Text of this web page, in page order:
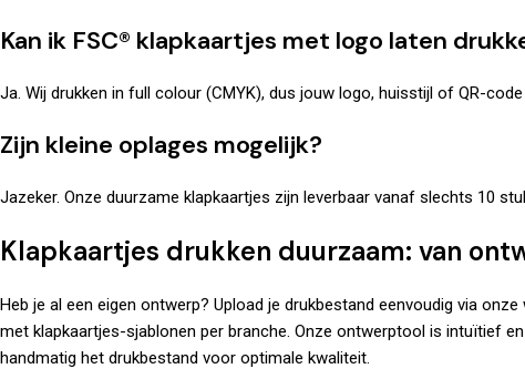
Kan ik FSC® klapkaartjes met logo laten
Ja. Wij drukken in full colour (CMYK), dus jouw logo, huisstijl of QR-
Zijn kleine oplages mogelijk?
Jazeker. Onze duurzame klapkaartjes zijn leverbaar vanaf slechts 10
Klapkaartjes drukken duurzaam: van
Heb je al een eigen ontwerp? Upload je drukbestand eenvoudig via
met klapkaartjes-sjablonen per branche. Onze ontwerptool is intuïtief
handmatig het drukbestand voor optimale kwaliteit.